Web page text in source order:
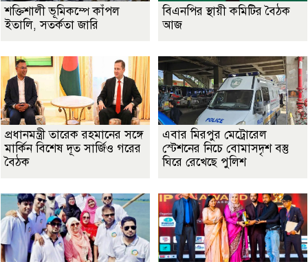
শক্তিশালী ভূমিকম্পে কাঁপল
ইতালি, সতর্কতা জারি
বিএনপির স্থায়ী কমিটির বৈঠক
আজ
প্রধানমন্ত্রী তারেক রহমানের সঙ্গে
মার্কিন বিশেষ দূত সার্জিও গরের
বৈঠক
এবার মিরপুর মেট্রোরেল
স্টেশনের নিচে বোমাসদৃশ বস্তু
ঘিরে রেখেছে পুলিশ